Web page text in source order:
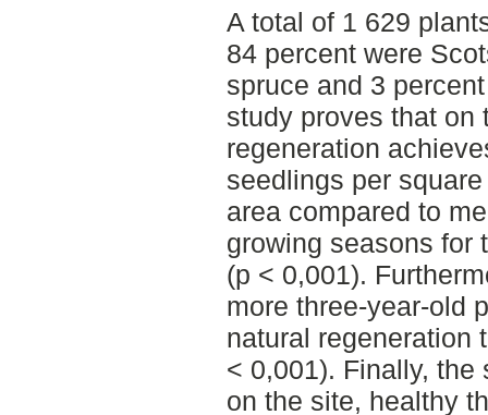
A total of 1 629
84 percent were
spruce and 3
study proves that on
regeneration
seedlings per
area compared to
growing seasons for
(p < 0,001).
more three-year-old
natural regeneration
< 0,001). Finally, the
on the site, healthy